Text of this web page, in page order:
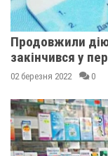
Продовжили
закінчився у
02 березня 2022 0